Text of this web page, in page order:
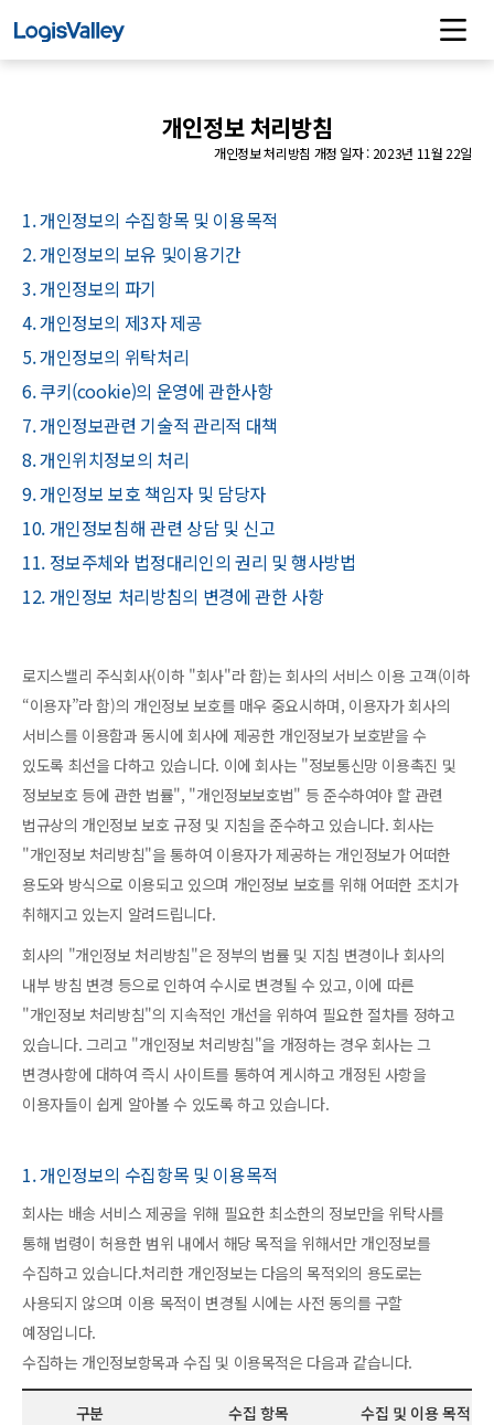
개인정보 처리방침
개인정보 처리방침 개정 일자 : 2023년 11월 22일
1. 개인정보의 수집항목 및 이용목적
2. 개인정보의 보유 및이용기간
3. 개인정보의 파기
4. 개인정보의 제3자 제공
5. 개인정보의 위탁처리
6. 쿠키(cookie)의 운영에 관한사항
7. 개인정보관련 기술적 관리적 대책
8. 개인위치정보의 처리
9. 개인정보 보호 책임자 및 담당자
10. 개인정보침해 관련 상담 및 신고
11. 정보주체와 법정대리인의 권리 및 행사방법
12. 개인정보 처리방침의 변경에 관한 사항
로지스밸리 주식회사(이하 "회사"라 함)는 회사의 서비스 이용 고객(이하
“이용자”라 함)의 개인정보 보호를 매우 중요시하며, 이용자가 회사의
서비스를 이용함과 동시에 회사에 제공한 개인정보가 보호받을 수
있도록 최선을 다하고 있습니다. 이에 회사는 "정보통신망 이용촉진 및
정보보호 등에 관한 법률", "개인정보보호법" 등 준수하여야 할 관련
법규상의 개인정보 보호 규정 및 지침을 준수하고 있습니다. 회사는
"개인정보 처리방침"을 통하여 이용자가 제공하는 개인정보가 어떠한
용도와 방식으로 이용되고 있으며 개인정보 보호를 위해 어떠한 조치가
취해지고 있는지 알려드립니다.
회사의 "개인정보 처리방침"은 정부의 법률 및 지침 변경이나 회사의
내부 방침 변경 등으로 인하여 수시로 변경될 수 있고, 이에 따른
"개인정보 처리방침"의 지속적인 개선을 위하여 필요한 절차를 정하고
있습니다. 그리고 "개인정보 처리방침"을 개정하는 경우 회사는 그
변경사항에 대하여 즉시 사이트를 통하여 게시하고 개정된 사항을
이용자들이 쉽게 알아볼 수 있도록 하고 있습니다.
1. 개인정보의 수집항목 및 이용목적
회사는 배송 서비스 제공을 위해 필요한 최소한의 정보만을 위탁사를
통해 법령이 허용한 범위 내에서 해당 목적을 위해서만 개인정보를
수집하고 있습니다.처리한 개인정보는 다음의 목적외의 용도로는
사용되지 않으며 이용 목적이 변경될 시에는 사전 동의를 구할
예정입니다.
수집하는 개인정보항목과 수집 및 이용목적은 다음과 같습니다.
구분 수집 항목 수집 및 이용 목적